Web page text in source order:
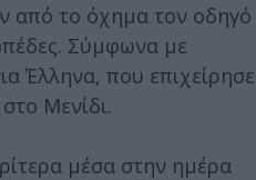
από το όχημα τον οδηγό
Σύμφωνα με
Έλληνα, που επιχείρησε
Μενίδι.
μέσα στην ημέρα